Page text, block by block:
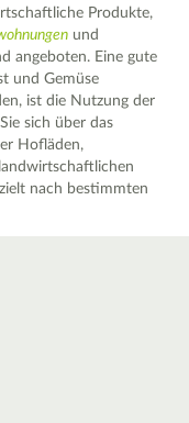
Produkte,
und
angeboten. Eine gute
und Gemüse
ist die Nutzung der
sich über das
Hofläden,
nach bestimmten